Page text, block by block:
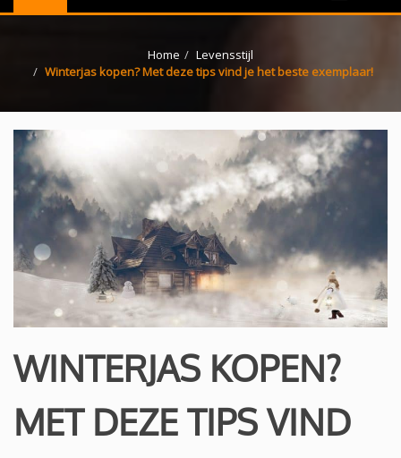
Home
Levensstijl
Winterjas kopen? Met deze tips vind je het beste exemplaar!
WINTERJAS KOPEN?
MET DEZE TIPS VIND